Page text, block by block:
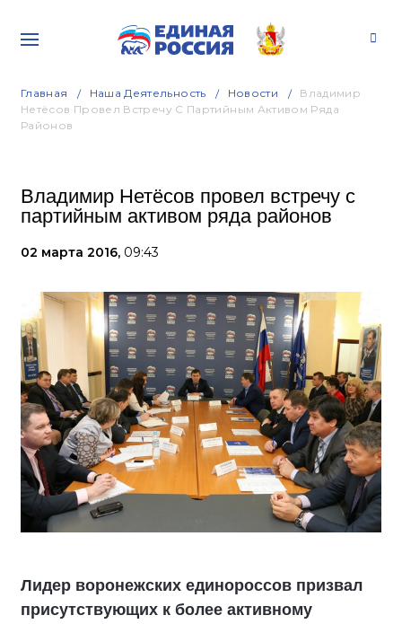
Главная Наша Деятельность Новости
Владимир
Нетёсов Провел Встречу С Партийным Активом Ряда
Районов
Владимир Нетёсов провел встречу с
партийным активом ряда районов
02 марта 2016, 09:43
Лидер воронежских единороссов призвал
присутствующих к более активному